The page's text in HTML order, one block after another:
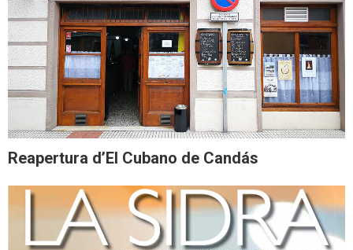
Reapertura d’El Cubano de Candás